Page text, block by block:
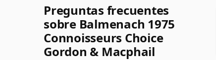
Preguntas frecuentes
sobre Balmenach 1975
Connoisseurs Choice
Gordon & Macphail